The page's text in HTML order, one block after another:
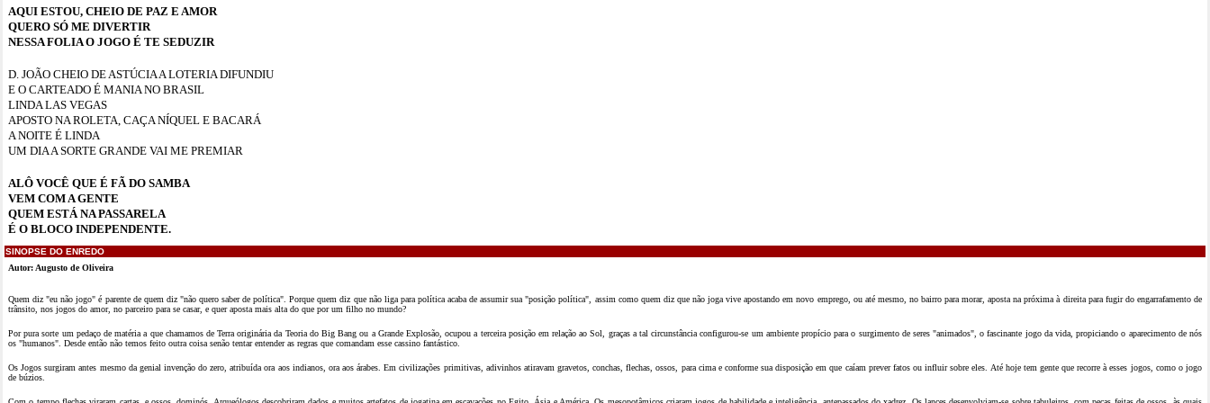
AQUI ESTOU, CHEIO DE PAZ E AMOR
QUERO SÓ ME DIVERTIR
NESSA FOLIA O JOGO É TE SEDUZIR
D. JOÃO CHEIO DE ASTÚCIA A LOTERIA DIFUNDIU
E O CARTEADO É MANIA NO BRASIL
LINDA LAS VEGAS
APOSTO NA ROLETA, CAÇA NÍQUEL E BACARÁ
A NOITE É LINDA
UM DIA A SORTE GRANDE VAI ME PREMIAR
ALÔ VOCÊ QUE É FÃ DO SAMBA
VEM COM A GENTE
QUEM ESTÁ NA PASSARELA
É O BLOCO INDEPENDENTE.
SINOPSE DO ENREDO
Autor: Augusto de Oliveira
Quem diz "eu não jogo" é parente de quem diz "não quero saber de política". Porque quem diz que não liga para política acaba de assumir sua "posição política", assim como quem diz que não joga vive apostando em novo emprego, ou até mesmo, no bairro para morar, aposta na próxima à direita para fugir do engarrafamento de
trânsito, nos jogos do amor, no parceiro para se casar, e quer aposta mais alta do que por um filho no mundo?
Por pura sorte um pedaço de matéria a que chamamos de Terra originária da Teoria do Big Bang ou a Grande Explosão, ocupou a terceira posição em relação ao Sol, graças a tal circunstância configurou-se um ambiente propício para o surgimento de seres "animados", o fascinante jogo da vida, propiciando o aparecimento de nós
os "humanos". Desde então não temos feito outra coisa senão tentar entender as regras que comandam esse cassino fantástico.
Os Jogos surgiram antes mesmo da genial invenção do zero, atribuída ora aos indianos, ora aos árabes. Em civilizações primitivas, adivinhos atiravam gravetos, conchas, flechas, ossos, para cima e conforme sua disposição em que caíam prever fatos ou influir sobre eles. Até hoje tem gente que recorre à esses jogos, como o jogo
de búzios.